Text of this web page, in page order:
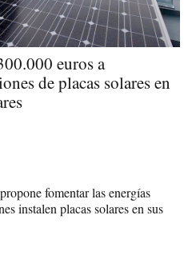
euros a
de placas solares en
fomentar las energías
instalen placas solares en sus